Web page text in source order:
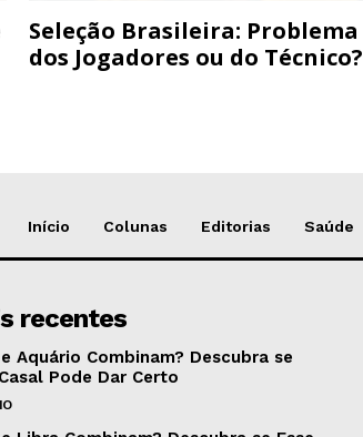
Seleção Brasileira: Problema
dos Jogadores ou do Técnico?
Início Colunas Editorias Saúde
recentes
Aquário Combinam? Descubra se
Pode Dar Certo